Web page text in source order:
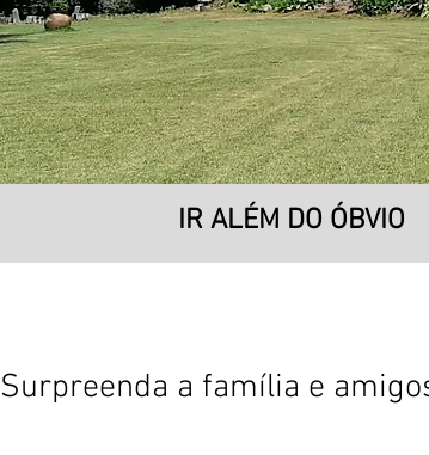
IR ALÉM DO ÓBVIO
Surpreenda a família e